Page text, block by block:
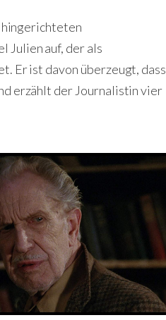
Julien auf, der als
Er ist davon überzeugt, dass
erzählt der Journalistin vier